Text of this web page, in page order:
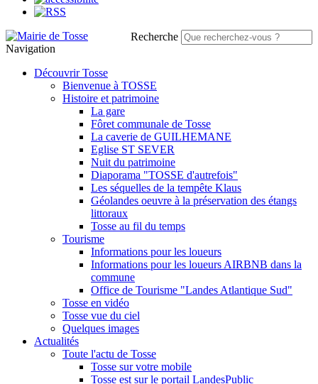
Recherche
Navigation
Découvrir Tosse
Bienvenue à TOSSE
Histoire et patrimoine
La gare
Fôret communale de Tosse
La caverie de GUILHEMANE
Eglise ST SEVER
Nuit du patrimoine
Diaporama "TOSSE d'autrefois"
Les séquelles de la tempête Klaus
Géolandes oeuvre à la préservation des étangs
littoraux
Tosse au fil du temps
Tourisme
Informations pour les loueurs
Informations pour les loueurs AIRBNB dans la
commune
Office de Tourisme "Landes Atlantique Sud"
Tosse en vidéo
Tosse vue du ciel
Quelques images
Actualités
Toute l'actu de Tosse
Tosse sur votre mobile
Tosse est sur le portail LandesPublic